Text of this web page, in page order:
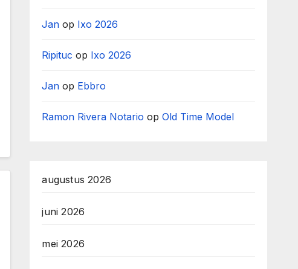
Jan op Ixo 2026
Ripituc op Ixo 2026
Jan op Ebbro
Ramon Rivera Notario opOld Time Model
augustus 2026
juni 2026
mei 2026